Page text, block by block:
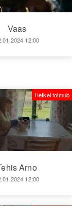
Vaas
12:00
Arno
12:00
Hetkel toimub